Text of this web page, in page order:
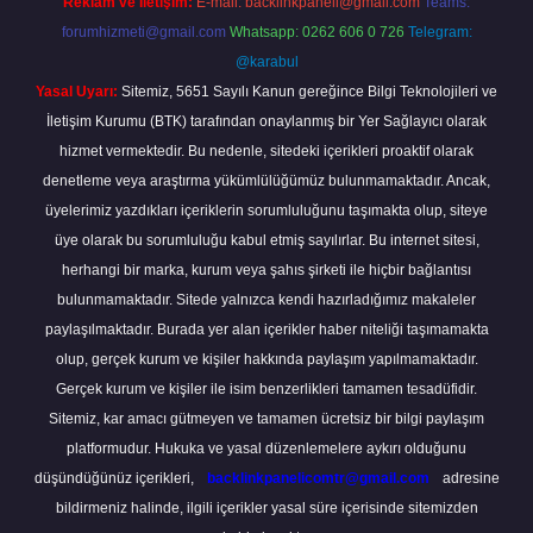
forumhizmeti@gmail.com Whatsapp: 0262 606 0 726 Telegram:
@karabul
Yasal Uyarı: Sitemiz, 5651 Sayılı Kanun gereğince Bilgi Teknolojileri ve
İletişim Kurumu (BTK) tarafından onaylanmış bir Yer Sağlayıcı olarak
hizmet vermektedir. Bu nedenle, sitedeki içerikleri proaktif olarak
denetleme veya araştırma yükümlülüğümüz bulunmamaktadır. Ancak,
üyelerimiz yazdıkları içeriklerin sorumluluğunu taşımakta olup, siteye
üye olarak bu sorumluluğu kabul etmiş sayılırlar. Bu internet sitesi,
herhangi bir marka, kurum veya şahıs şirketi ile hiçbir bağlantısı
bulunmamaktadır. Sitede yalnızca kendi hazırladığımız makaleler
paylaşılmaktadır. Burada yer alan içerikler haber niteliği taşımamakta
olup, gerçek kurum ve kişiler hakkında paylaşım yapılmamaktadır.
Gerçek kurum ve kişiler ile isim benzerlikleri tamamen tesadüfidir.
Sitemiz, kar amacı gütmeyen ve tamamen ücretsiz bir bilgi paylaşım
platformudur. Hukuka ve yasal düzenlemelere aykırı olduğunu
düşündüğünüz içerikleri,
backlinkpanelicomtr@gmail.com
adresine
bildirmeniz halinde, ilgili içerikler yasal süre içerisinde sitemizden